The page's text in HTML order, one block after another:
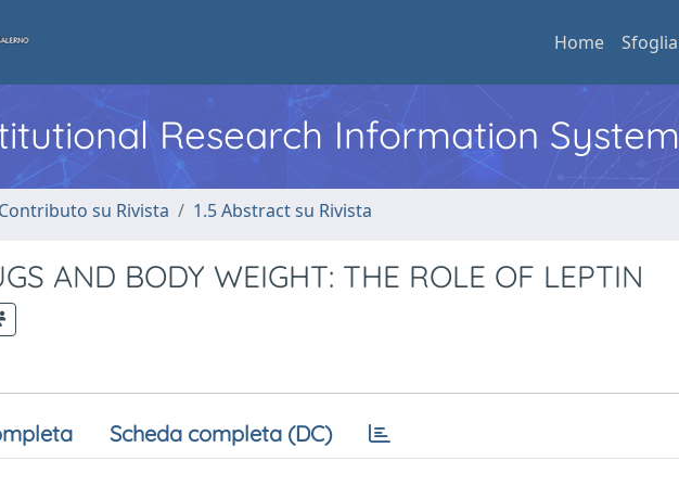
Home Sfoglia
Research Information System
su Rivista 1.5 Abstract su Rivista
AND BODY WEIGHT: THE ROLE OF LEPTIN
Scheda completa (DC)